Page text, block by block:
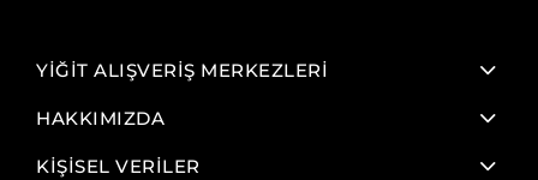
YİĞİT ALIŞVERİŞ MERKEZLERİ
HAKKIMIZDA
KİŞİSEL VERİLER